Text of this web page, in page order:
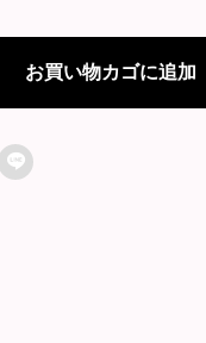
お買い物カゴに追加
